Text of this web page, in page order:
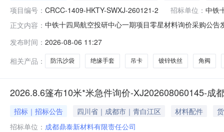
项目编号： CRCC-1409-HKTY-SWXJ-260121-2 招标单位： 中铁
正文内容： 中铁十四局航空投研中心一期项目零星材料询价采购公
价采购，诚邀有意向的合格供应商参与报价。一、项目
发布时间： 2026-08-06 11:27
相关产品：
防汛沙袋 绝缘手套 吊卡 镀锌铁丝 角阀
2026.8.6篷布10米*米急件询价-XJ202608060145-成
招标｜招标公告 四川省｜成都市｜青白江区 材料配件
招标单位： 成都鼎泰新材料有限责任公司